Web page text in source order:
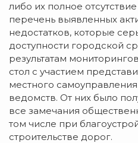
либо их полное
перечень выявленных
недостатков, которые
доступности городской
результатам
стол с участием
местного
ведомств. От них было
все замечания
том числе при
строительстве дорог.